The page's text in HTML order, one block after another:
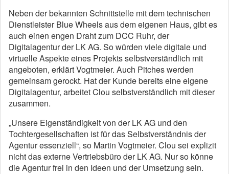
Neben der bekannten Schnittstelle mit dem technischen
Dienstleister Blue Wheels aus dem eigenen Haus, gibt es
auch einen engen Draht zum DCC Ruhr, der
Digitalagentur der LK AG. So würden viele digitale und
virtuelle Aspekte eines Projekts selbstverständlich mit
angeboten, erklärt Vogtmeier. Auch Pitches werden
gemeinsam gerockt. Hat der Kunde bereits eine eigene
Digitalagentur, arbeitet Clou selbstverständlich mit dieser
zusammen.
„Unsere Eigenständigkeit von der LK AG und den
Tochtergesellschaften ist für das Selbstverständnis der
Agentur essenziell“, so Martin Vogtmeier. Clou sei explizit
nicht das externe Vertriebsbüro der LK AG. Nur so könne
die Agentur frei in den Ideen und der Umsetzung sein.